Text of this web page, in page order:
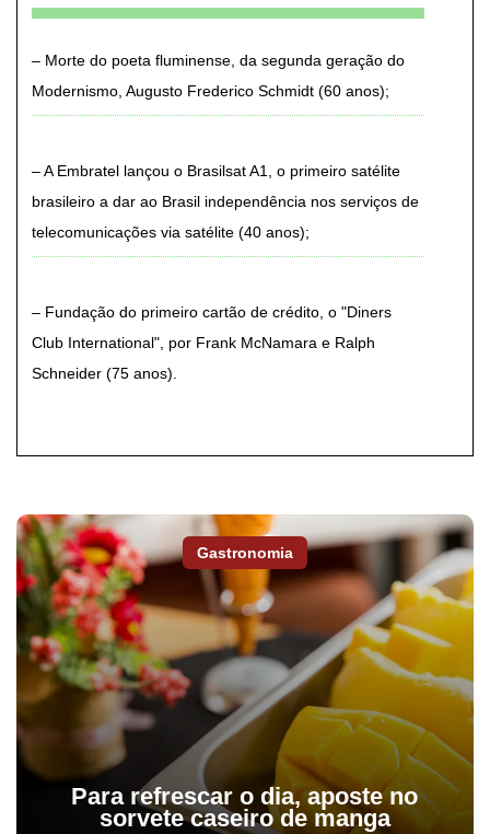
Morte do poeta fluminense, da segunda geração do
Modernismo, Augusto Frederico Schmidt (60 anos)
A Embratel lançou o Brasilsat A1, o primeiro satélite
brasileiro a dar ao Brasil independência nos serviços de
telecomunicações via satélite (40 anos)
Fundação do primeiro cartão de crédito, o "Diners
Club International", por Frank McNamara e Ralph
Schneider (75 anos)
Gastronomia
Para refrescar o dia, aposte no
sorvete caseiro de manga